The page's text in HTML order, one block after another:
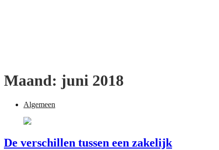
Maand: juni 2018
Algemeen
De verschillen tussen een zakelijk